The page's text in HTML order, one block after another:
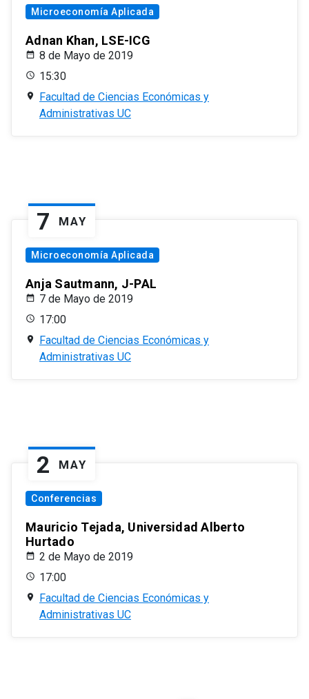
Microeconomía Aplicada
Adnan Khan, LSE-ICG
8 de Mayo de 2019
15:30
Facultad de Ciencias Económicas y
Administrativas UC
7 MAY
Microeconomía Aplicada
Anja Sautmann, J-PAL
7 de Mayo de 2019
17:00
Facultad de Ciencias Económicas y
Administrativas UC
2 MAY
Conferencias
Mauricio Tejada, Universidad Alberto
Hurtado
2 de Mayo de 2019
17:00
Facultad de Ciencias Económicas y
Administrativas UC